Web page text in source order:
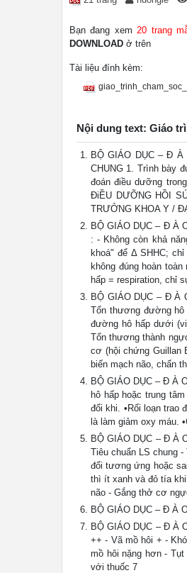
Bạn đang xem20 trang
DOWNLOAD ở trên
Tài liệu đính kèm:
Nội dung text: Giáo
BỘ GIÁO DỤC – Đ
CHUNG 1. Trình bày
đoán điều dưỡng
ĐiỀU DƯỠNG HỒI
TRƯỞNG KHOA Y /
BỘ GIÁO DỤC – Đ À
: - Không còn khả
khoá" để Δ SHHC;
không đúng hoàn
hấp = respiration, chỉ
BỘ GIÁO DỤC – Đ À
Tổn thương đường hô
đường hô hấp dưới
Tổn thương thành
cơ (hội chứng Guillan
biến mạch não, chấn
BỘ GIÁO DỤC – Đ À
hô hấp hoặc trung
đổi khi. •Rối loạn trao
là làm giảm oxy máu.
BỘ GIÁO DỤC – Đ À
Tiêu chuẩn LS chung
đổi tương ứng hoặc
thì ít xanh và đỏ tía
não - Gắng thở cơ
BỘ GIÁO DỤC – Đ À
BỘ GIÁO DỤC – Đ À
++ - Vã mồ hôi + -
mồ hôi nặng hơn -
với thuốc 7